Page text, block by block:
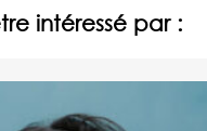
intéressé par :